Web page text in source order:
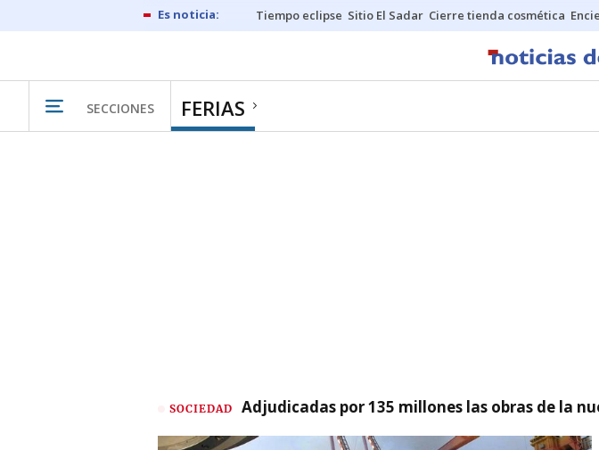
Tiempo eclipse Sitio El Sadar Cierre tienda cosmética
SECCIONES FERIAS
SOCIEDAD Adjudicadas por 135 millones las obras de la